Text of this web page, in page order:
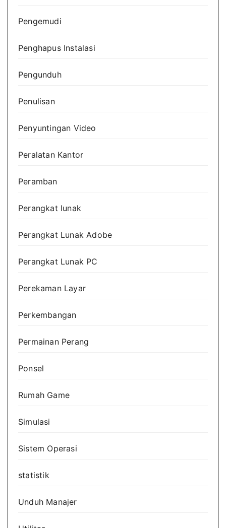
Pengemudi
Penghapus Instalasi
Pengunduh
Penulisan
Penyuntingan Video
Peralatan Kantor
Peramban
Perangkat lunak
Perangkat Lunak Adobe
Perangkat Lunak PC
Perekaman Layar
Perkembangan
Permainan Perang
Ponsel
Rumah Game
Simulasi
Sistem Operasi
statistik
Unduh Manajer